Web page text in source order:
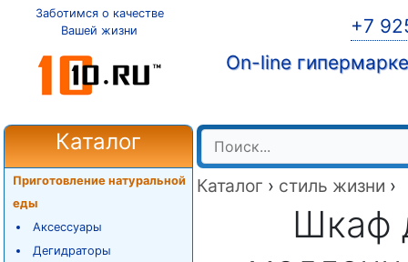
Заботимся о качестве
Вашей жизни
+7
On-line
Каталог
Приготовление натуральной
еды
Аксессуары
Дегидраторы
Каталог › стиль жизни ›
Шкаф